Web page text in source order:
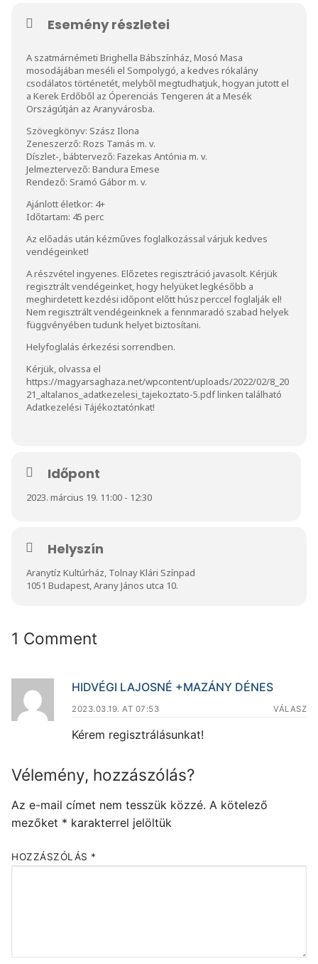
Esemény részletei
A szatmárnémeti Brighella Bábszínház, Mosó Masa
mosodájában meséli el Sompolygó, a kedves rókalány
csodálatos történetét, melyből megtudhatjuk, hogyan jutott el
a Kerek Erdőből az Óperenciás Tengeren át a Mesék
Országútján az Aranyvárosba.
Szövegkönyv: Szász Ilona
Zeneszerző: Rozs Tamás m. v.
Díszlet-, bábtervező: Fazekas Antónia m. v.
Jelmeztervező: Bandura Emese
Rendező: Sramó Gábor m. v.
Ajánlott életkor: 4+
Időtartam: 45 perc
Az előadás után kézműves foglalkozással várjuk kedves
vendégeinket!
A részvétel ingyenes. Előzetes regisztráció javasolt. Kérjük
regisztrált vendégeinket, hogy helyüket legkésőbb a
meghirdetett kezdési időpont előtt húsz perccel foglalják el!
Nem regisztrált vendégeinknek a fennmaradó szabad helyek
függvényében tudunk helyet biztosítani.
Helyfoglalás érkezési sorrendben.
Kérjük, olvassa el
https://magyarsaghaza.net/wpcontent/uploads/2022/02/8_20
21_altalanos_adatkezelesi_tajekoztato-5.pdflinken található
Adatkezelési Tájékoztatónkat!
Időpont
2023. március 19. 11:00 - 12:30
Helyszín
Aranytíz Kultúrház, Tolnay Klári Színpad
1051 Budapest, Arany János utca 10.
1 Comment
HIDVÉGI LAJOSNÉ +MAZÁNY DÉNES
2023.03.19. AT 07:53 VÁLASZ
Kérem regisztrálásunkat!
Vélemény, hozzászólás?
Az e-mail címet nem tesszük közzé. A kötelező
mezőket * karakterrel jelöltük
HOZZÁSZÓLÁS *